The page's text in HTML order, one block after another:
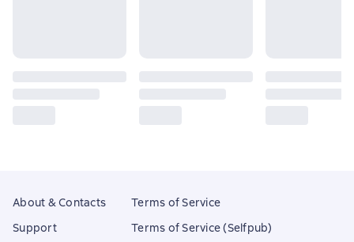
About & Contacts
Support
Terms of Service
Terms of Service (Selfpub)